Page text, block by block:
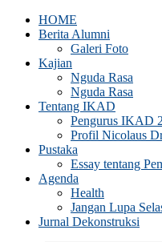
HOME
Berita Alumni
Galeri Foto
Kajian
Nguda Rasa
Nguda Rasa
Tentang IKAD
Pengurus IKAD
Profil Nicolaus
Pustaka
Essay tentang
Agenda
Health
Jangan Lupa
Jurnal Dekonstruksi